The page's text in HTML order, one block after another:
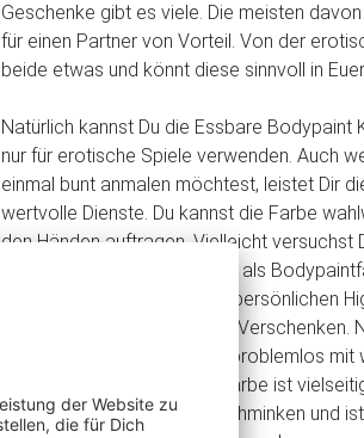
Geschenke gibt es viele. Die meisten
für einen Partner von Vorteil. Von der
beide etwas und könnt diese sinnvoll in
Natürlich kannst Du die Essbare Bodypaint
nur für erotische Spiele verwenden. Auch
einmal bunt anmalen möchtest, leistet Dir
wertvolle Dienste. Du kannst die Farbe
den Händen auftragen. Vielleicht versuchst
erotischen Fotos? Mit nichts als
auch diese zu Deinem ganz persönlichen
ebenfalls hervorragend zum Verschenken.
Fotoshooting lässt sie sich problemlos mit
abwaschen. Die Körpermalfarbe ist
anderem auch zum Kinderschminken und